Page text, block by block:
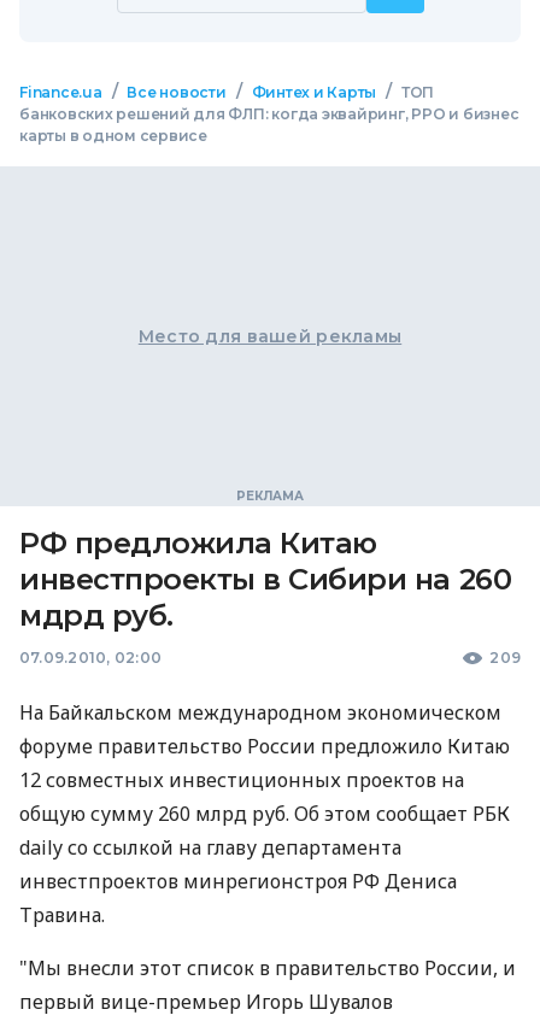
Finance.ua / Все новости / Финтех и Карты / ТОП
банковских решений для ФЛП: когда эквайринг, РРО и бизнес
карты в одном сервисе
Место для вашей рекламы
РФ предложила Китаю
инвестпроекты в Сибири на 260
мдрд руб.
07.09.2010, 02:00 209
На Байкальском международном экономическом
форуме правительство России предложило Китаю
12 совместных инвестиционных проектов на
общую сумму 260 млрд руб. Об этом сообщает РБК
daily со ссылкой на главу департамента
инвестпроектов минрегионстроя РФ Дениса
Травина.
"Мы внесли этот список в правительство России, и
первый вице-премьер Игорь Шувалов